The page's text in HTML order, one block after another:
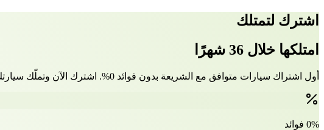
اشترك لتمتلك
امتلكها خلال 36 شهرًا
أول اشتراك سيارات متوافق مع الشريعة بدون فوائد 0%. اشترك الآن وتملّك سيارتك بعد 36 شهرًا
0% فوائد